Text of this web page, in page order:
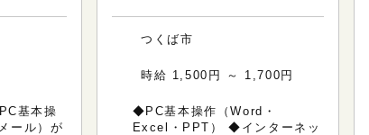
基本操
ール）が
つくば市
時給 1,500円 ～ 1,700円
◆PC基本操作（Word・
Excel・PPT） ◆インターネッ